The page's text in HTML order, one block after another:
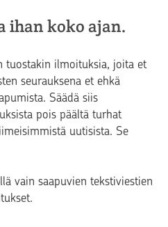
ihan koko ajan.
tuostakin ilmoituksia, joita et
seurauksena et ehkä
Säädä siis
pois päältä turhat
uutisista. Se
vain saapuvien tekstiviestien